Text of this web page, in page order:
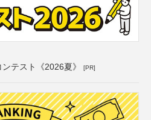
テスト《2026夏》 [PR]